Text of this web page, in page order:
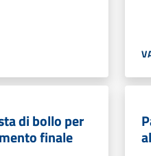
di bollo per
finale